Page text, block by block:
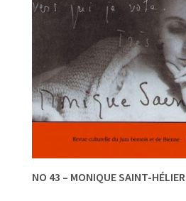
NO 43 – MONIQUE SAINT-HÉLIER